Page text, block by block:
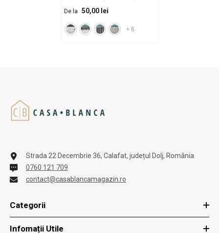
- Doar Materialul - Fara Cusut
De la 50,00 lei
+ 6
Strada 22 Decembrie 36, Calafat, județul Dolj, România
0760 121 709
contact@casablancamagazin.ro
Categorii
Infomații Utile